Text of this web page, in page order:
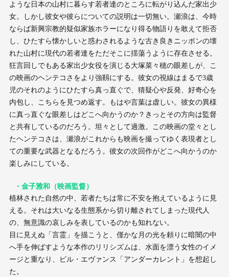
ような日本の山村に暮らす若者達のところに転がり込んだ家出少
女。しかし彼女や彼らについての説明は一切無い。瀬浪は、今時
ならば新興宗教的疑似家族ホラーになり得る物語りを敢えて拒否
し、ひたすら懐かしいと惑わされるような古き良きニッポンの壊
れた山村に現代の若者達をただそこに揺蕩うように存在させる。
狂言回しでもある家出少女役を演じる大塚菜々穂の眼差しが、こ
の映画のヘンテコさをより強靱にする。彼女の視線はまるで3歳
児のそれのようにひたすら真っ直ぐで、猜疑心や反発、好奇心を
内包し、こちらを見つめ返す。もはや言葉は虚しい。彼女の異様
に真っ直ぐな眼差しはどこへ向かうのか？きっとその方向は監督
と共有しているのだろう。坦々として過激。この映画の堂々とし
たヘンテコさは、瀬浪がこれからも映画を撮ってゆく表現者とし
ての重要な武器となるだろう。彼女の次回作がどこへ向かうのか
楽しみにしている。
・金子雅和（映画監督）
植林された自然の中、若者たちは常に不安を抱えているように見
える。それは大いなる生態系から切り離されてしまった現代人
の、無意識の哀しみを表しているのかも知れない。
目に見えぬ「言霊」を描こうと、僅かな月の光を頼りに暗闇の中
へ手を伸ばすような本作のリリシズムは、水面を漂う女性のイメ
ージと重なり、ビル・エヴァンス「アンダーカレント」を想起し
た。